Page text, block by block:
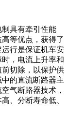
具有牵引性能
等优点，获得了
行是保证机车安
，电流上升率和
切除，以保护供
的直流断路器主
气断路器技术，
、分断寿命低、